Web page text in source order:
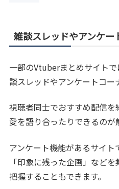
雑談スレッドやアンケー
一部のVtuberまとめサイト
談スレッドやアンケートコー
視聴者同士でおすすめ配信
愛を語り合ったりできるのが
アンケート機能があるサイト
「印象に残った企画」など
把握することもできます。